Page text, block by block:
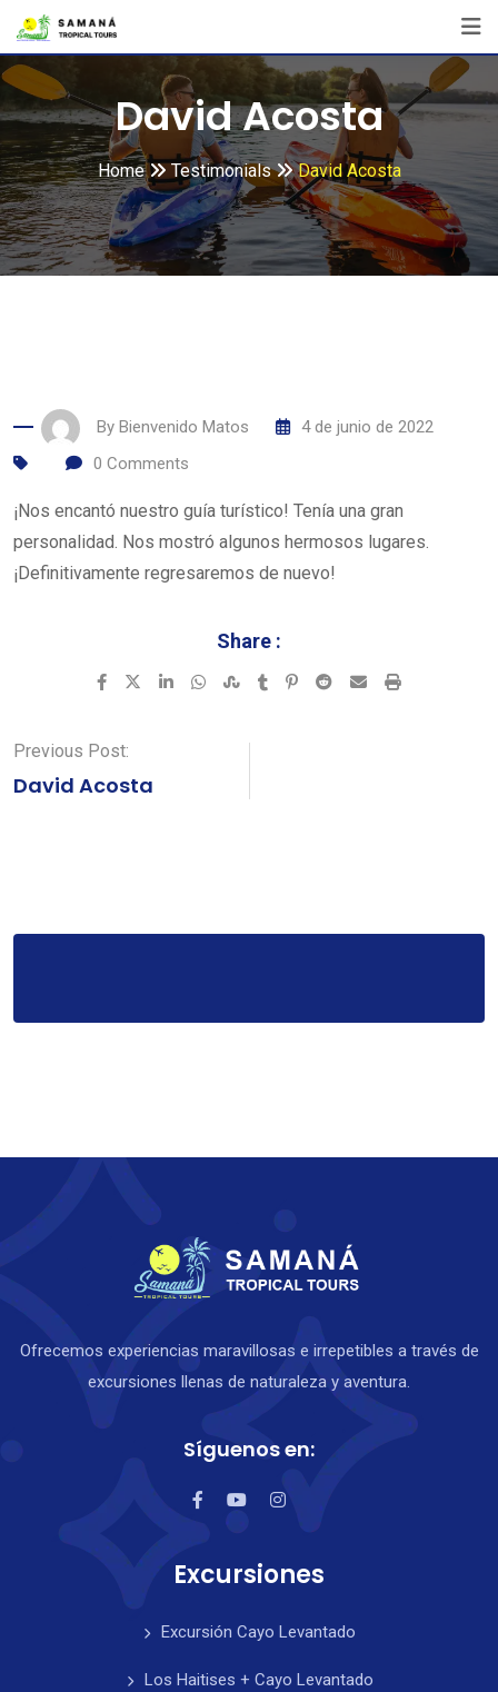
David Acosta
Home Testimonials David Acosta
By Bienvenido Matos
4 de junio de 2022
0 Comments
¡Nos encantó nuestro guía turístico! Tenía una gran
personalidad. Nos mostró algunos hermosos lugares.
¡Definitivamente regresaremos de nuevo!
Share :
Previous Post:
David Acosta
Ofrecemos experiencias maravillosas e irrepetibles a través de
excursiones llenas de naturaleza y aventura.
Síguenos en:
Excursiones
Excursión Cayo Levantado
Los Haitises + Cayo Levantado